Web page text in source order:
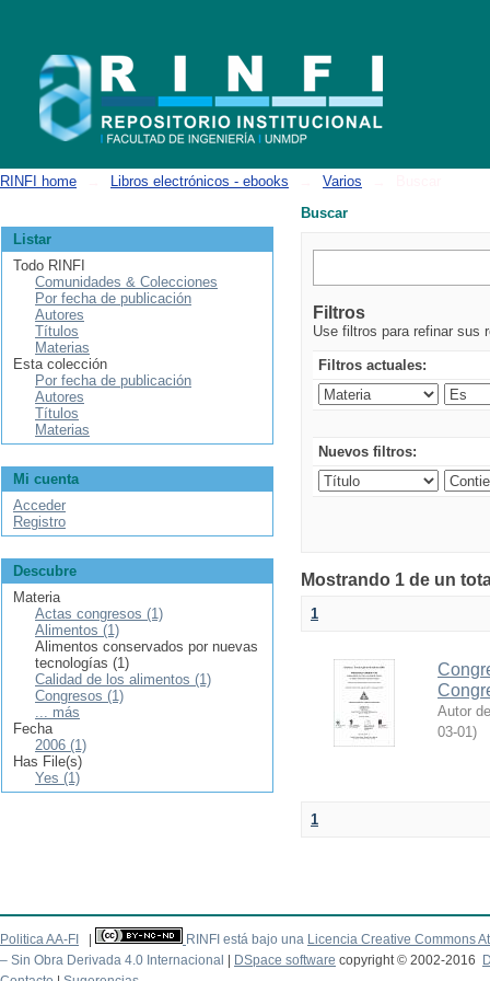
RINFI home Libros electrónicos - ebooks Varios
Buscar
Filtros
Use filtros para refinar sus
Filtros actuales:
Nuevos filtros:
Mostrando 1 de un
1
Autor
03-01)
1
Listar
Todo RINFI
Comunidades & Colecciones
Por fecha de publicación
Autores
Títulos
Materias
Esta colección
Por fecha de publicación
Autores
Títulos
Materias
Mi cuenta
Acceder
Registro
Descubre
Materia
Actas congresos (1)
Alimentos (1)
Alimentos conservados por nuevas
tecnologías (1)
Calidad de los alimentos (1)
Congresos (1)
... más
Fecha
2006 (1)
Has File(s)
Yes (1)
Politica AA-FI RINFI está bajo una Licencia Creative Commons
– Sin Obra Derivada 4.0 Internacional
DSpace software copyright © 2002-2016